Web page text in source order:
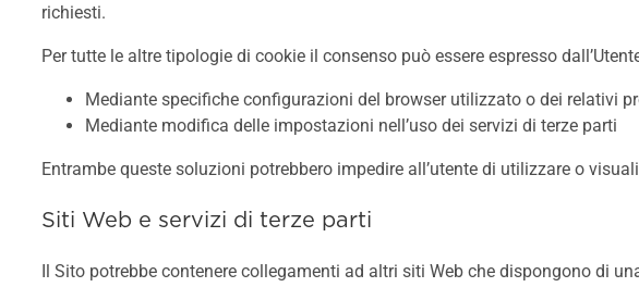
richiesti.
Per tutte le altre tipologie di cookie il consenso può essere espresso
Mediante specifiche configurazioni del browser utilizzato o dei relativi
Mediante modifica delle impostazioni nell’uso dei servizi di terze parti
Entrambe queste soluzioni potrebbero impedire all’utente di utilizzare o
Siti Web e servizi di terze parti
Il Sito potrebbe contenere collegamenti ad altri siti Web che dispongono di